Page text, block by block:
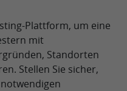
Plattform, um eine
mit
Standorten
Stellen Sie sicher,